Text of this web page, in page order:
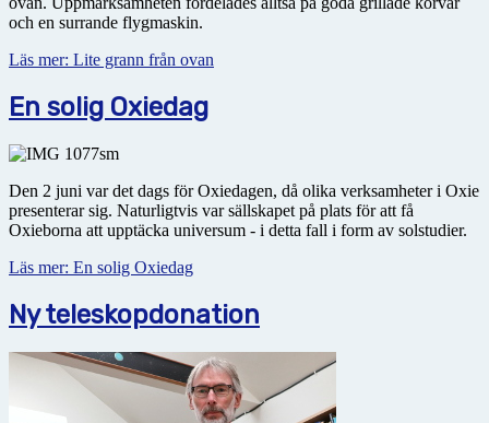
och en surrande flygmaskin.
Läs mer: Lite grann från ovan
En solig Oxiedag
Den 2 juni var det dags för Oxiedagen, då olika verksamheter i Oxie
presenterar sig. Naturligtvis var sällskapet på plats för att få
Oxieborna att upptäcka universum - i detta fall i form av solstudier.
Läs mer: En solig Oxiedag
Ny teleskopdonation